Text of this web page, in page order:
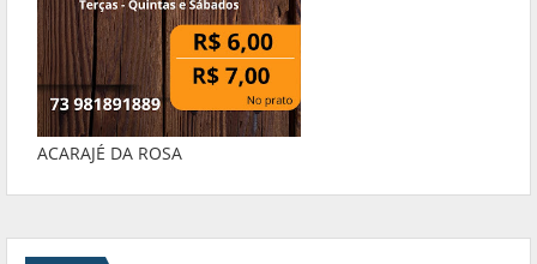
ACARAJÉ DA ROSA